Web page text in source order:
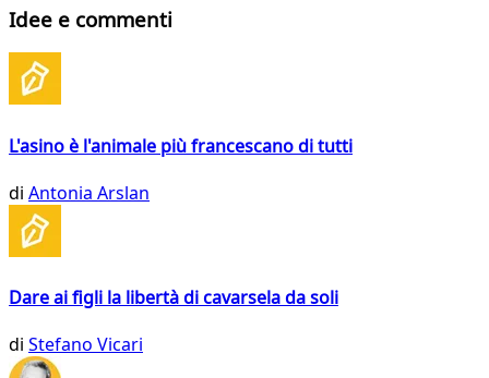
Idee e commenti
L'asino è l'animale più francescano di tutti
di Antonia Arslan
Dare ai figli la libertà di cavarsela da soli
di Stefano Vicari